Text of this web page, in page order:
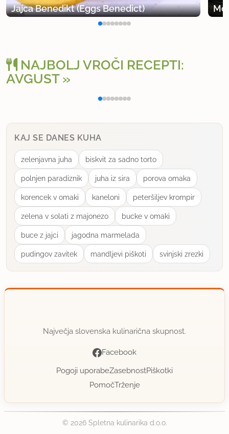
Jajca Benedikt (Eggs Benedict)
NAJBOLJ VROČI RECEPTI:
AVGUST
Polnjena paprika na klasičen način
KAJ SE DANES KUHA
zelenjavna juha biskvit za sadno torto
polnjen paradiznik juha iz sira porova omaka
korencek v omaki kaneloni peteršiljev krompir
zelena v solati z majonezo bucke v omaki
buce z jajci jagodna marmelada
pudingov zavitek mandljevi piškoti svinjski zrezki
Največja slovenska kulinarična skupnost.
Facebook
Pogoji uporabeZasebnostPiškotki
PomočTrženje
© 2026 Spletna kulinarika d.o.o.